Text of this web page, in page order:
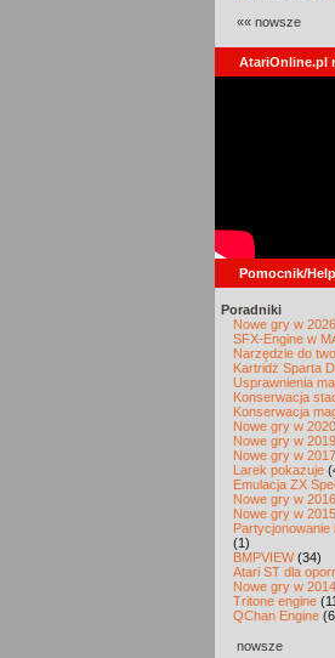
«« nowsze
AtariOnline.pl
Pomocnik/
Poradniki
Nowe gry w
SFX-Engine w
Narzędzie do
Kartridż Sparta
Usprawnienia
Konserwacja
Konserwacja
Nowe gry w
Nowe gry w
Nowe gry w
Larek pokazuje
Emulacja ZX
Nowe gry w
Nowe gry w
Partycjonowanie
(1)
BMPVIEW(34)
Atari ST dla
Nowe gry w
Tritone engine
QChan Engine
nowsze